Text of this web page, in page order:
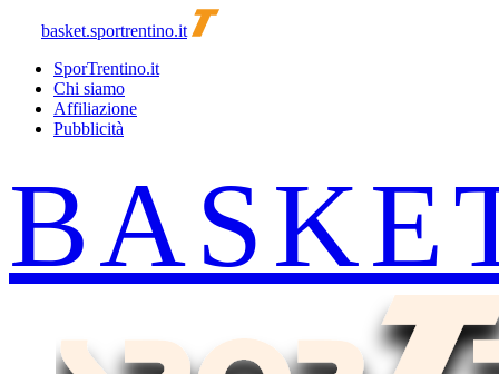
basket.sportrentino.it
SporTrentino.it
Chi siamo
Affiliazione
Pubblicità